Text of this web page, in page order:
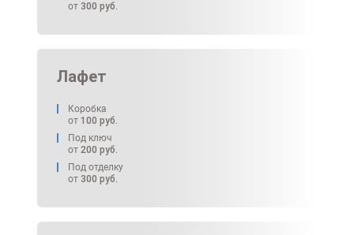
от 300 руб.
Лафет
Коробка
от 100 руб.
Под ключ
от 200 руб.
Под отделку
от 300 руб.